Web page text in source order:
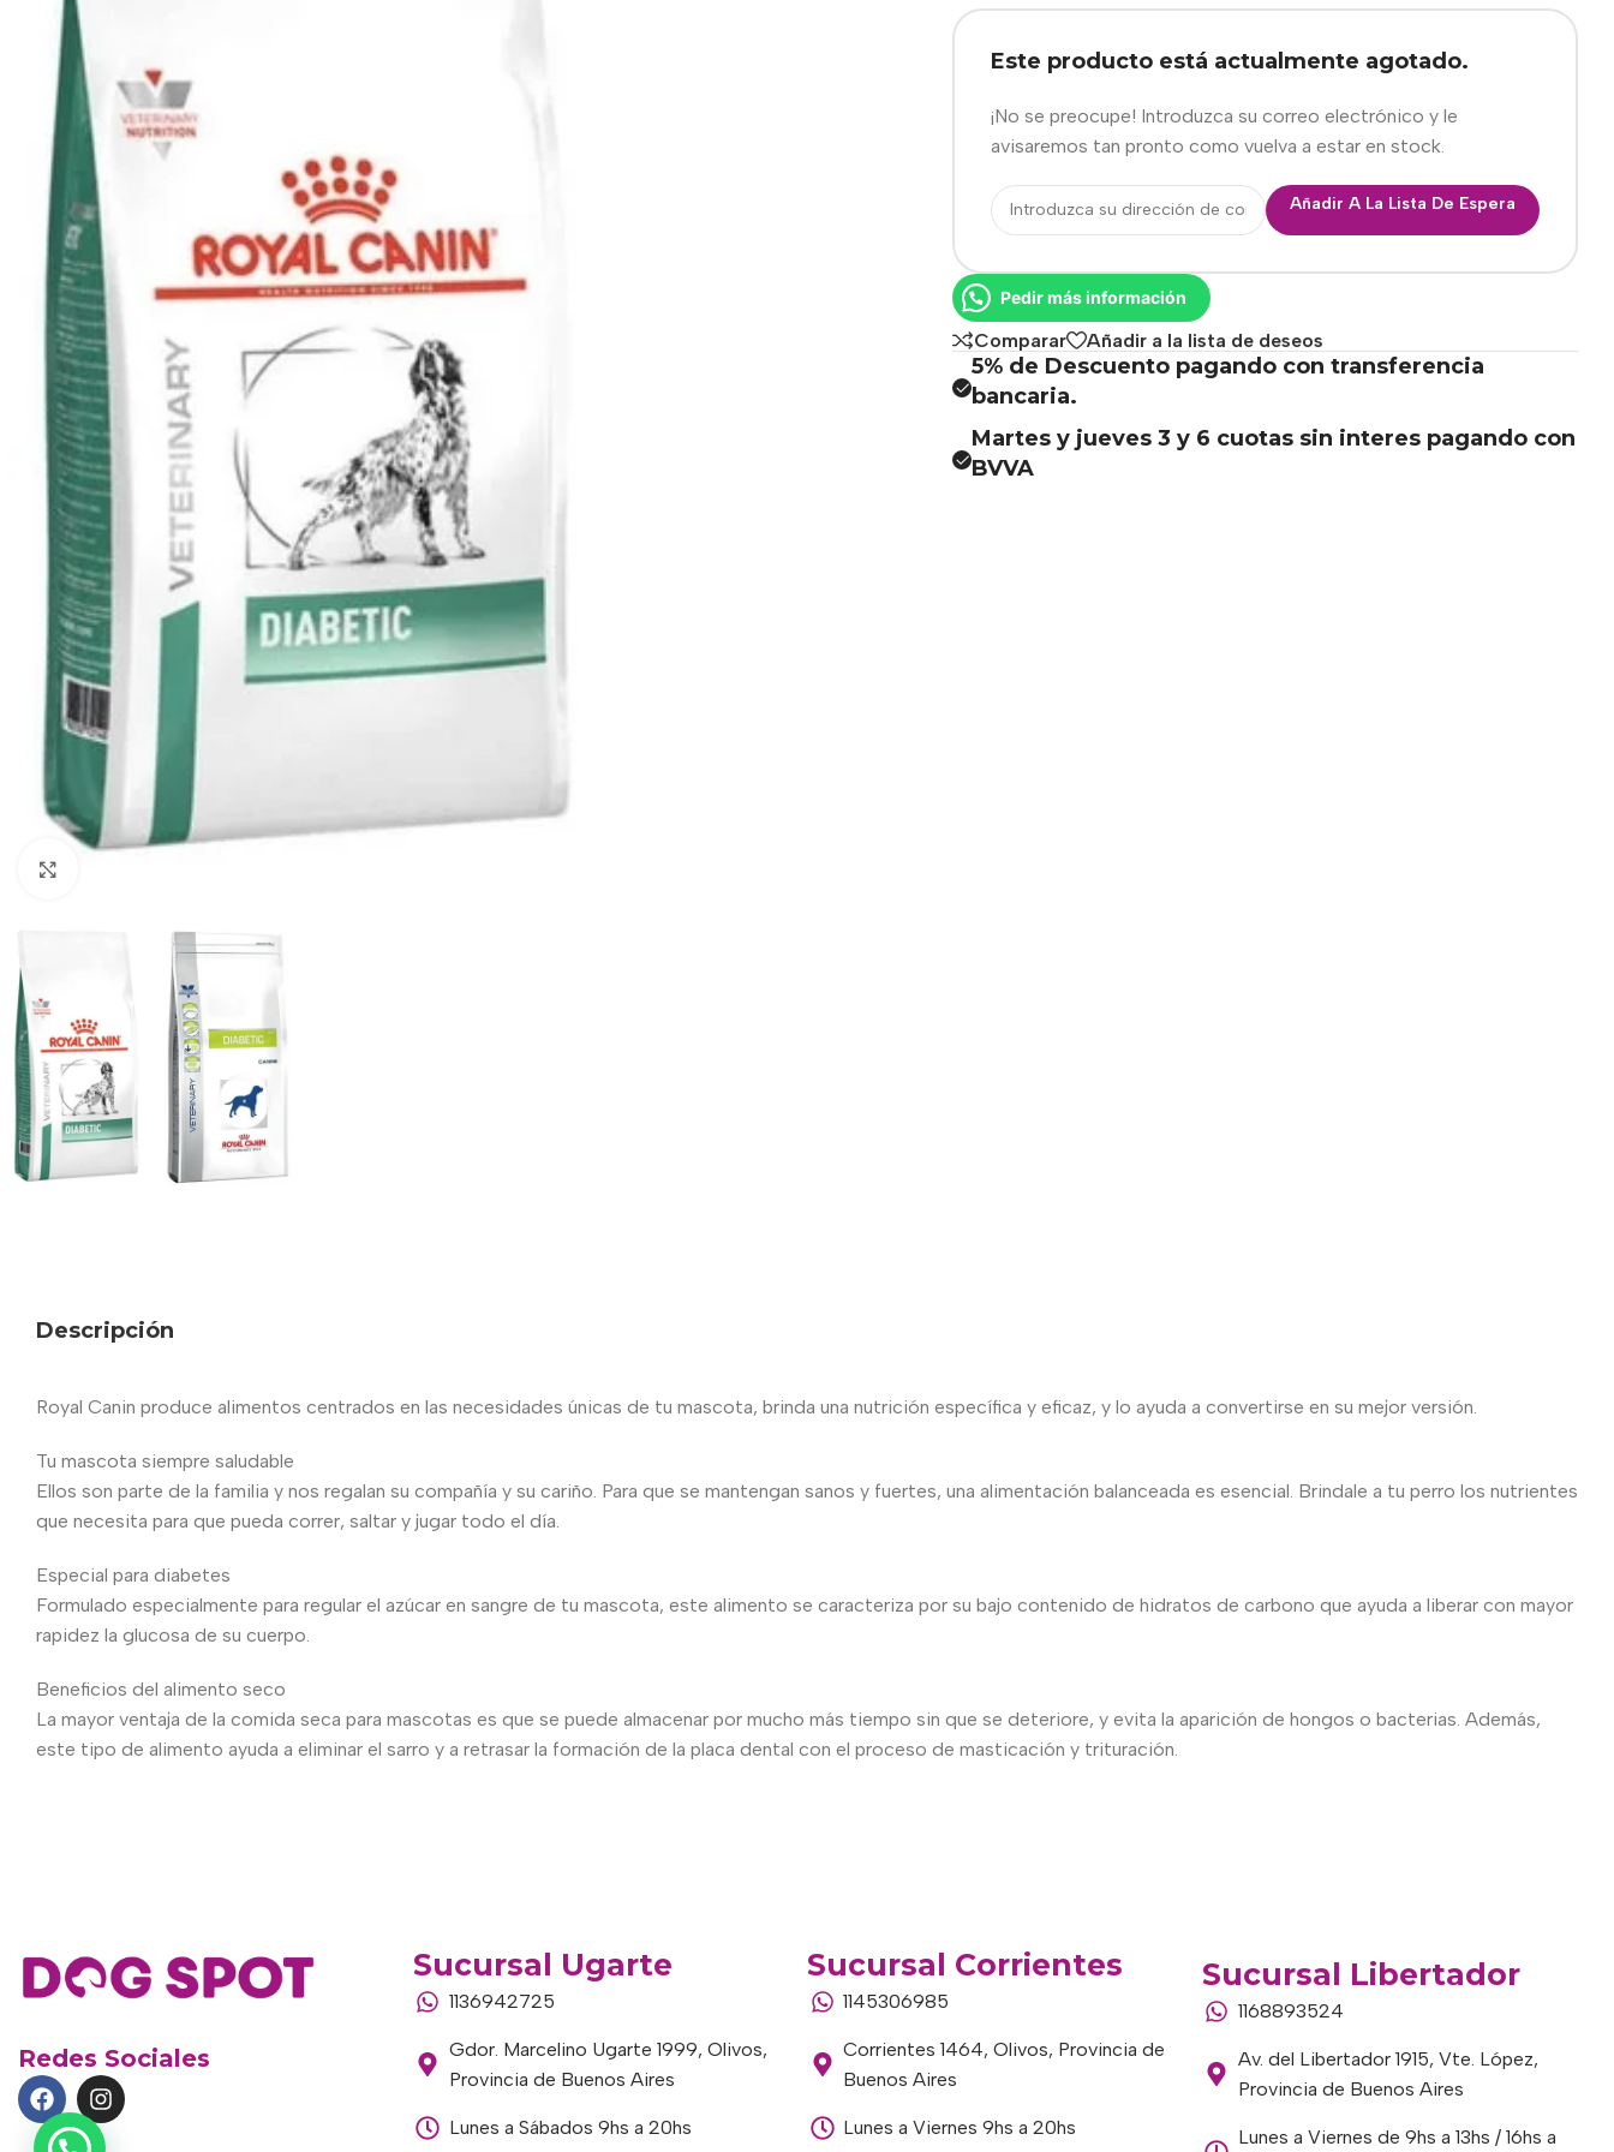
Este producto está actualmente agotado.
¡No se preocupe! Introduzca su correo electrónico y le
avisaremos tan pronto como vuelva a estar en stock.
Añadir A La Lista De Espera
Pedir más información
Comparar Añadir a la lista de deseos
5% de Descuento pagando con transferencia
bancaria.
Martes y jueves 3 y 6 cuotas sin interes pagando con
BVVA
Descripción
Royal Canin produce alimentos centrados en las necesidades únicas de tu mascota, brinda una nutrición específica y eficaz, y lo ayuda a convertirse en su mejor versión.
Tu mascota siempre saludable
Ellos son parte de la familia y nos regalan su compañía y su cariño. Para que se mantengan sanos y fuertes, una alimentación balanceada es esencial. Brindale a tu perro los nutrientes
que necesita para que pueda correr, saltar y jugar todo el día.
Especial para diabetes
Formulado especialmente para regular el azúcar en sangre de tu mascota, este alimento se caracteriza por su bajo contenido de hidratos de carbono que ayuda a liberar con mayor
rapidez la glucosa de su cuerpo.
Beneficios del alimento seco
La mayor ventaja de la comida seca para mascotas es que se puede almacenar por mucho más tiempo sin que se deteriore, y evita la aparición de hongos o bacterias. Además,
este tipo de alimento ayuda a eliminar el sarro y a retrasar la formación de la placa dental con el proceso de masticación y trituración.
Redes Sociales
Sucursal Ugarte
1136942725
Gdor. Marcelino Ugarte 1999, Olivos,
Provincia de Buenos Aires
Lunes a Sábados 9hs a 20hs
Sucursal Corrientes
1145306985
Corrientes 1464, Olivos, Provincia de
Buenos Aires
Lunes a Viernes 9hs a 20hs
Sucursal Libertador
1168893524
Av. del Libertador 1915, Vte. López,
Provincia de Buenos Aires
Lunes a Viernes de 9hs a 13hs / 16hs a